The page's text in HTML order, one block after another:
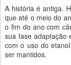
A história é antiga.
que até o meio do
o fim do ano com
sua fase adaptação
com o uso do
ser mantidos.